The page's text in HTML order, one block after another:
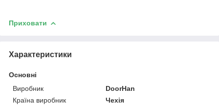
Приховати
Характеристики
Основні
Виробник
DoorHan
Країна виробник
Чехія